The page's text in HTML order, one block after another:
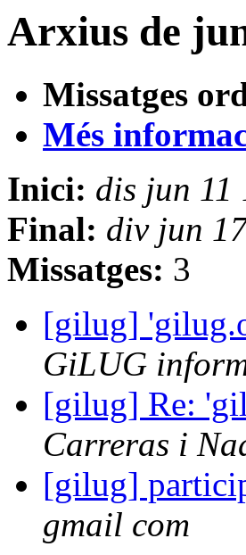
Arxius de
Missatges
Més
Inici: dis jun 11
Final: div jun
Missatges: 3
[gilug]
GiLUG
[gilug] Re:
Carreras i
[gilug]
gmail com